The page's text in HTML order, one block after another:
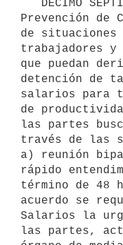
Prevención de
de
trabajadores y
que puedan
detención de
salarios para
de
las partes
través de las
a) reunión
rápido
término de 48
acuerdo se
Salarios la
las partes,